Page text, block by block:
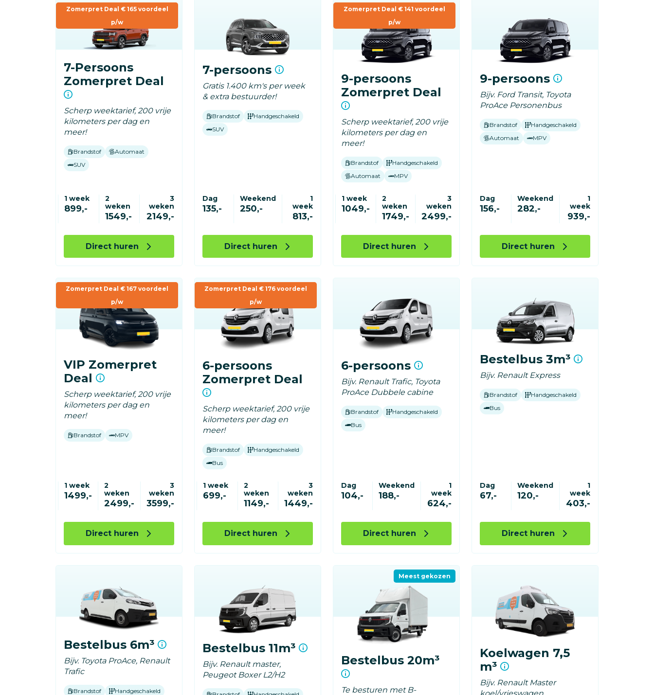
Zomerpret Deal € 165 voordeel
p/w
7-Persoons
Zomerpret Deal
Scherp weektarief, 200 vrije
kilometers per dag en
meer!
Brandstof
Automaat
SUV
1 week
899,-
2
weken
1549,-
3
weken
2149,-
Direct huren
7-persoons
Gratis 1.400 km's per week
& extra bestuurder!
Brandstof
Handgeschakeld
SUV
Dag
135,-
Weekend
250,-
1
week
813,-
Direct huren
Zomerpret Deal € 141 voordeel
p/w
9-persoons
Zomerpret Deal
Scherp weektarief, 200 vrije
kilometers per dag en
meer!
Brandstof
Handgeschakeld
Automaat
MPV
1 week
1049,-
2
weken
1749,-
3
weken
2499,-
Direct huren
9-persoons
Bijv. Ford Transit, Toyota
ProAce Personenbus
Brandstof
Handgeschakeld
Automaat
MPV
Dag
156,-
Weekend
282,-
1
week
939,-
Direct huren
Zomerpret Deal € 167 voordeel
p/w
VIP Zomerpret
Deal
Scherp weektarief, 200 vrije
kilometers per dag en
meer!
Brandstof MPV
1 week
1499,-
2
weken
2499,-
3
weken
3599,-
Direct huren
Zomerpret Deal € 176 voordeel
p/w
6-persoons
Zomerpret Deal
Scherp weektarief, 200 vrije
kilometers per dag en
meer!
Brandstof
Handgeschakeld
Bus
1 week
699,-
2
weken
1149,-
3
weken
1449,-
Direct huren
6-persoons
Bijv. Renault Trafic, Toyota
ProAce Dubbele cabine
Brandstof
Handgeschakeld
Bus
Dag
104,-
Weekend
188,-
1
week
624,-
Direct huren
Bestelbus 3m³
Bijv. Renault Express
Brandstof
Handgeschakeld
Bus
Dag
67,-
Weekend
120,-
1
week
403,-
Direct huren
Bestelbus 6m³
Bijv. Toyota ProAce, Renault
Trafic
Brandstof Handgeschakeld
Bestelbus 11m³
Bijv. Renault master,
Peugeot Boxer L2/H2
Meest gekozen
Bestelbus 20m³
Te besturen met B-
Koelwagen 7,5
m³
Bijv. Renault Master